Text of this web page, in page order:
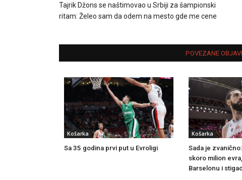
Tajrik Džons se naštimovao u Srbiji za šampionski
ritam: Želeo sam da odem na mesto gde me cene
POVEZANE
Košarka
Sa 35 godina prvi put u Evroligi
Košarka
Sada je
skoro milion
Barselonu i